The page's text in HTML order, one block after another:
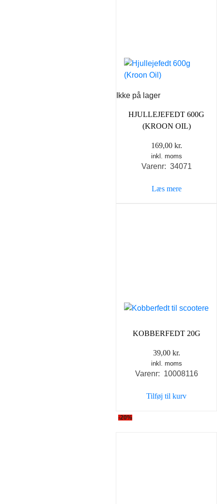
Ikke på lager
HJULLEJEFEDT 600G
(KROON OIL)
169,00 kr.
inkl. moms
Varenr: 34071
Læs mere
KOBBERFEDT 20G
39,00 kr.
inkl. moms
Varenr: 10008116
Tilføj til kurv
-20%